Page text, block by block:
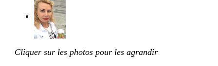
Cliquer sur les photos pour les agrandir